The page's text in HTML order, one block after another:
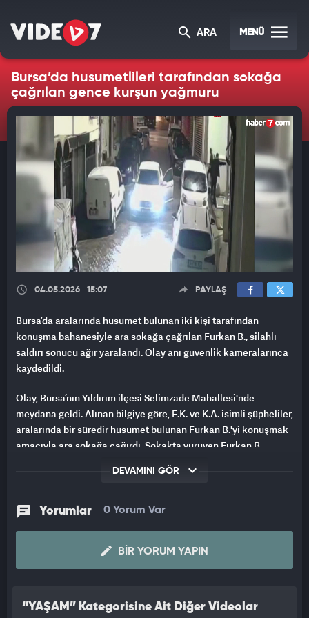
ARA MENÜ
Bursa’da husumetlileri tarafından sokağa
çağrılan gence kurşun yağmuru
04.05.2026 15:07 PAYLAŞ
Bursa’da aralarında husumet bulunan iki kişi tarafından
konuşma bahanesiyle ara sokağa çağrılan Furkan B., silahlı
saldırı sonucu ağır yaralandı. Olay anı güvenlik kameralarınca
kaydedildi.
Olay, Bursa’nın Yıldırım ilçesi Selimzade Mahallesi'nde
meydana geldi. Alınan bilgiye göre, E.K. ve K.A. isimli şüpheliler,
aralarında bir süredir husumet bulunan Furkan B.'yi konuşmak
amacıyla ara sokağa çağırdı. Sokakta yürüyen Furkan B.,
Açılan ateş sonucu mermilerden birinin sırtına isabet
etmesiyle kanlar içinde yere yığılan genci gören mahalle
sakinleri, durumu 112 Acil Çağrı Merkezi'ne bildirdi. İhbar
üzerine olay yerine kısa sürede sağlık ve polis ekipleri sevk
ağır yaralı Furkan B., ambulansla hastaneye kaldırıldı. Tedavi
DEVAMINI GÖR
Yorumlar 0 Yorum Var
BIR YORUM YAPIN
“YAŞAM” Kategorisine Ait Diğer Videolar